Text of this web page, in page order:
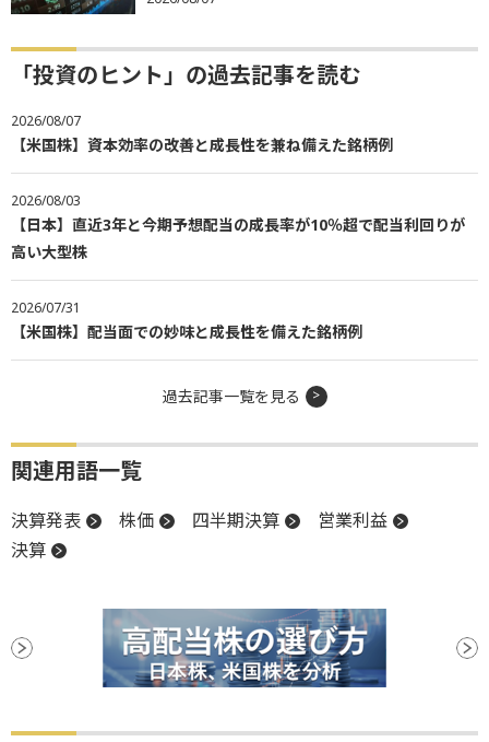
「投資のヒント」の過去記事を読む
2026/08/07
【米国株】資本効率の改善と成長性を兼ね備えた銘柄例
2026/08/03
【日本】直近3年と今期予想配当の成長率が10％超で配当利回りが
高い大型株
2026/07/31
【米国株】配当面での妙味と成長性を備えた銘柄例
過去記事一覧を見る
関連用語一覧
決算発表 株価 四半期決算
営業利益
決算